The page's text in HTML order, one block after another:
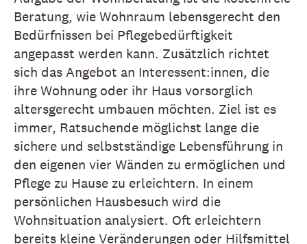
Beratung, wie Wohnraum lebensgerecht den
Bedürfnissen bei Pflegebedürftigkeit
angepasst werden kann. Zusätzlich richtet
sich das Angebot an Interessent:innen, die
ihre Wohnung oder ihr Haus vorsorglich
altersgerecht umbauen möchten. Ziel ist es
immer, Ratsuchende möglichst lange die
sichere und selbstständige Lebensführung in
den eigenen vier Wänden zu ermöglichen und
Pflege zu Hause zu erleichtern. In einem
persönlichen Hausbesuch wird die
Wohnsituation analysiert. Oft erleichtern
bereits kleine Veränderungen oder Hilfsmittel